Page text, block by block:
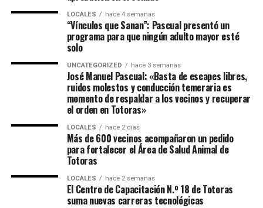
LOCALES hace 4 semanas
“Vínculos que Sanan”: Pascual presentó un
programa para que ningún adulto mayor esté
solo
UNCATEGORIZED hace 3 semanas
José Manuel Pascual: «Basta de escapes libres,
ruidos molestos y conducción temeraria es
momento de respaldar a los vecinos y recuperar
el orden en Totoras»
LOCALES hace 2 días
Más de 600 vecinos acompañaron un pedido
para fortalecer el Área de Salud Animal de
Totoras
LOCALES hace 2 semanas
El Centro de Capacitación N.º 18 de Totoras
suma nuevas carreras tecnológicas